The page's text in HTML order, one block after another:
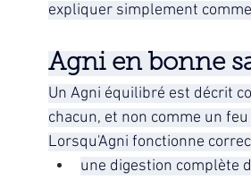
expliquer simplement
Agni en bonne
Un Agni équilibré est décrit
chacun, et non comme un
Lorsqu'Agni fonctionne
une digestion complète